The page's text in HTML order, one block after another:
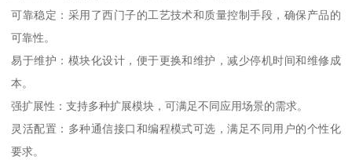
可靠稳定：采用了西门子的工艺技术和质量控制手段，确保产品的
可靠性。
易于维护：模块化设计，便于更换和维护，减少停机时间和维修成
本。
强扩展性：支持多种扩展模块，可满足不同应用场景的需求。
灵活配置：多种通信接口和编程模式可选，满足不同用户的个性化
要求。